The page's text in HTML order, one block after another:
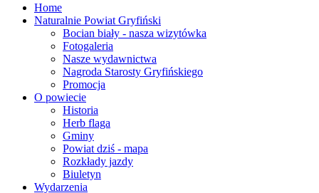
Home
Naturalnie Powiat Gryfiński
Bocian biały - nasza wizytówka
Fotogaleria
Nasze wydawnictwa
Nagroda Starosty Gryfińskiego
Promocja
O powiecie
Historia
Herb flaga
Gminy
Powiat dziś - mapa
Rozkłady jazdy
Biuletyn
Wydarzenia